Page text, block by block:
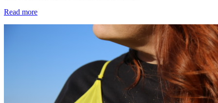
Read more